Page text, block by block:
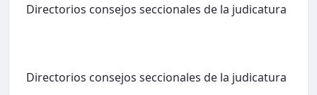
Directorios consejos seccionales de la judicatura
Directorios consejos seccionales de la judicatura